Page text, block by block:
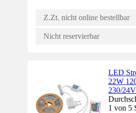
Z.Zt. nicht online bestellbar
Nicht reservierbar
LED
22W
230/24V
1 von 5